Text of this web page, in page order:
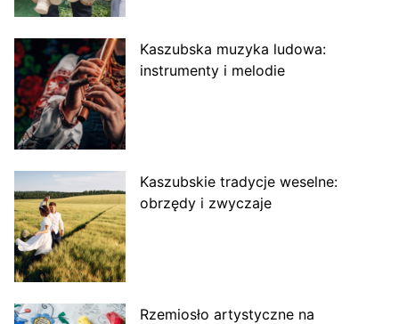
Kaszubska muzyka ludowa:
instrumenty i melodie
Kaszubskie tradycje weselne:
obrzędy i zwyczaje
Rzemiosło artystyczne na